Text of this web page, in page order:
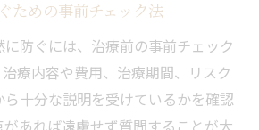
起こりがちなトラブルの実例
ラブルを未然に防ぐ具体策
例から学ぶ歯科トラブル防止
の歯科相談とリスク説明の大切
ための事前チェック法
防ぐには、治療前の事前チェック
療内容や費用、治療期間、リスク
十分な説明を受けているかを確認
があれば遠慮せず質問することが大